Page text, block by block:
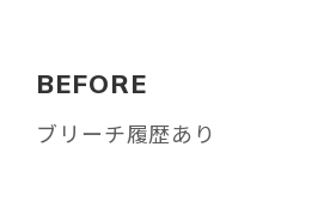
BEFORE
ブリーチ履歴あり